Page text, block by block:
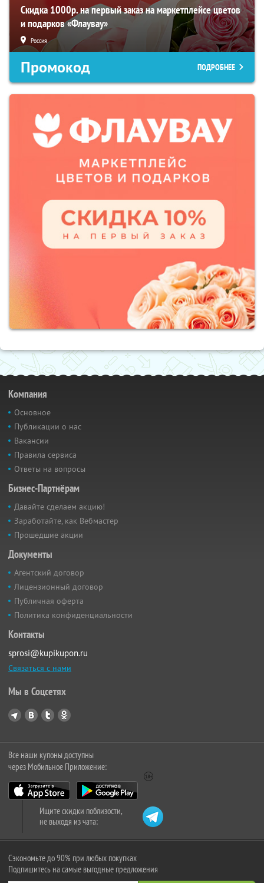
Скидка 1000р. на первый заказ на маркетплейсе цветов
и подарков «Флаувау»
Россия
Промокод ПОДРОБНЕЕ
Компания
Основное
Публикации о нас
Вакансии
Правила сервиса
Ответы на вопросы
Бизнес-Партнёрам
Давайте сделаем акцию!
Заработайте, как Вебмастер
Прошедшие акции
Документы
Агентский договор
Лицензионный договор
Публичная оферта
Политика конфиденциальности
Контакты
sprosi@kupikupon.ru
Связаться с нами
Мы в Соцсетях
Все наши купоны доступны
через Мобильное Приложение:
Ищите скидки поблизости,
не выходя из чата:
Сэкономьте до 90% при любых покупках
Подпишитесь на самые выгодные предложения